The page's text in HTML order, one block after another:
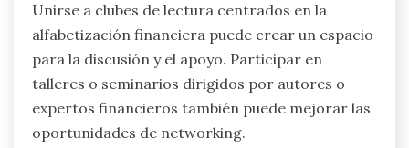
Unirse a clubes de lectura centrados en la
alfabetización financiera puede crear un espacio
para la discusión y el apoyo. Participar en
talleres o seminarios dirigidos por autores o
expertos financieros también puede mejorar las
oportunidades de networking.